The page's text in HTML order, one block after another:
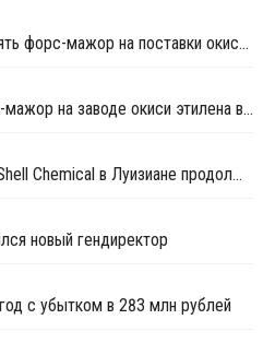
LyondellBasell намерена снять форс-мажор на поставки окиси этилена и этиленгликоля в США
Ineos Oxide объявила форс-мажор на заводе окиси этилена в Германии
Нефтехимические заводы Shell Chemical в Луизиане продолжают работать перед ураганом "Зета"
новый гендиректор
с убытком в 283 млн рублей